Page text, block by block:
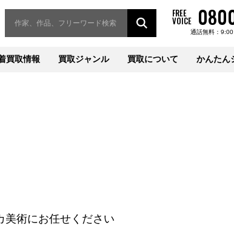
FREE
VOICE
通話無料：9:00
買取情報 買取ジャンル 買取について かんたん
美術にお任せください